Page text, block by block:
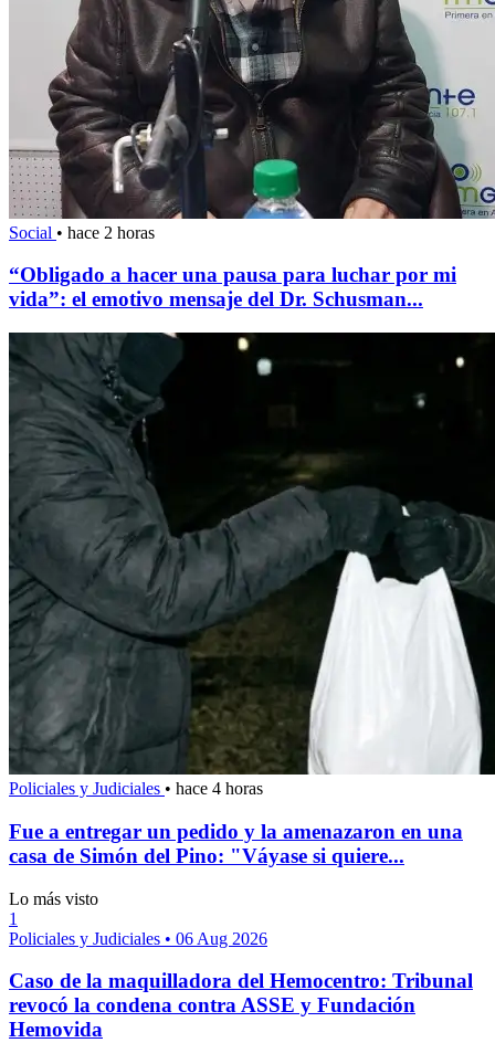
Social • hace 2 horas
“Obligado a hacer una pausa para luchar por mi
vida”: el emotivo mensaje del Dr. Schusman...
Policiales y Judiciales • hace 4 horas
Fue a entregar un pedido y la amenazaron en una
casa de Simón del Pino: "Váyase si quiere...
Lo más visto
1
Policiales y Judiciales • 06 Aug 2026
Caso de la maquilladora del Hemocentro: Tribunal
revocó la condena contra ASSE y Fundación
Hemovida